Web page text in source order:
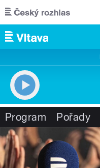
Přejít k hlavnímu obsahu
Program Pořady